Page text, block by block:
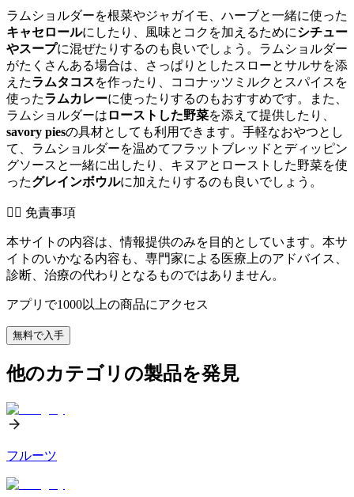
ラムショルダーを根菜やジャガイモ、ハーブと一緒に使った
キャセロールにしたり、風味とコクを加えるためにシチュー
やスープに混ぜたりするのも良いでしょう。ラムショルダー
がたくさんある場合は、さっぱりとしたスローとサルサを添
えたラムタコスを作ったり、ココナッツミルクとスパイスを
使ったラムカレーに使ったりするのもおすすめです。また、
ラムショルダーは ローストした野菜を添えて提供したり、
savory piesの具材としても利用できます。手軽なおやつとし
て、ラムショルダーを温めてフラットブレッドとディッピン
グソースと一緒に出したり、キヌアとローストした野菜を使
ったグレインボウルに加えたりするのも良いでしょう。
👨‍⚕️️ 免責事項
本サイトの内容は、情報提供のみを目的としています。本サ
イトのいかなる内容も、専門家による医療上のアドバイス、
診断、治療の代わりとなるものではありません。
アプリで1000以上の商品にアクセス
無料で入手
他のカテゴリの製品を発見
フルーツ